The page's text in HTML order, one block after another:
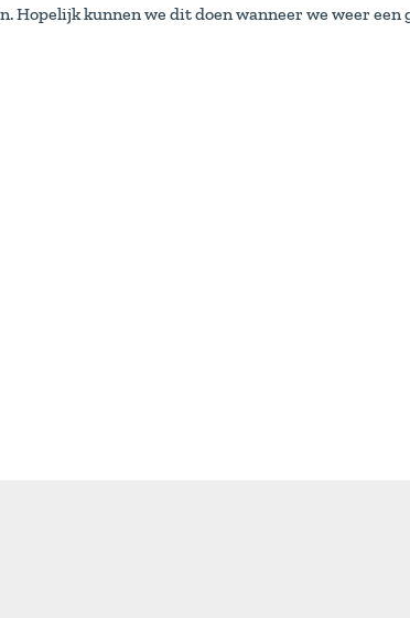
Hopelijk kunnen we dit doen wanneer we weer een